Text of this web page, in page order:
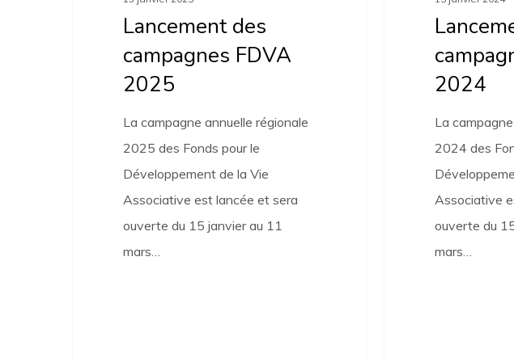
Lancement des
campagnes FDVA
2025
La campagne annuelle régionale
2025 des Fonds pour le
Développement de la Vie
Associative est lancée et sera
ouverte du 15 janvier au 11
mars…
2024
La
2024 des
Associative
ouverte du
mars…